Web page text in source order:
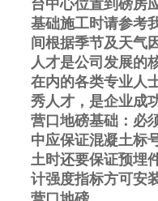
台中心位置到磅房
基础施工时请参考
间根据季节及天气
人才是公司发展的
在内的各类专业人
秀人才，是企业成
营口地磅基础：必
中应保证混凝土标
土时还要保证预埋
计强度指标方可安